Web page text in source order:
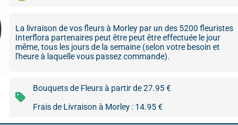
La livraison de vos fleurs à Morley par un des 5200 fleuristes
Interflora partenaires peut être peut être effectuée le jour
même, tous les jours de la semaine (selon votre besoin et
l'heure à laquelle vous passez commande).
Bouquets de Fleurs à partir de 27.95 €
Frais de Livraison à Morley : 14.95 €